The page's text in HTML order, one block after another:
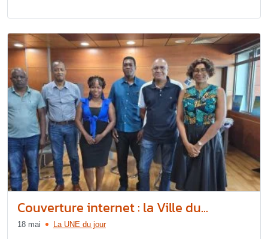
Couverture internet : la Ville du...
18 mai La UNE du jour